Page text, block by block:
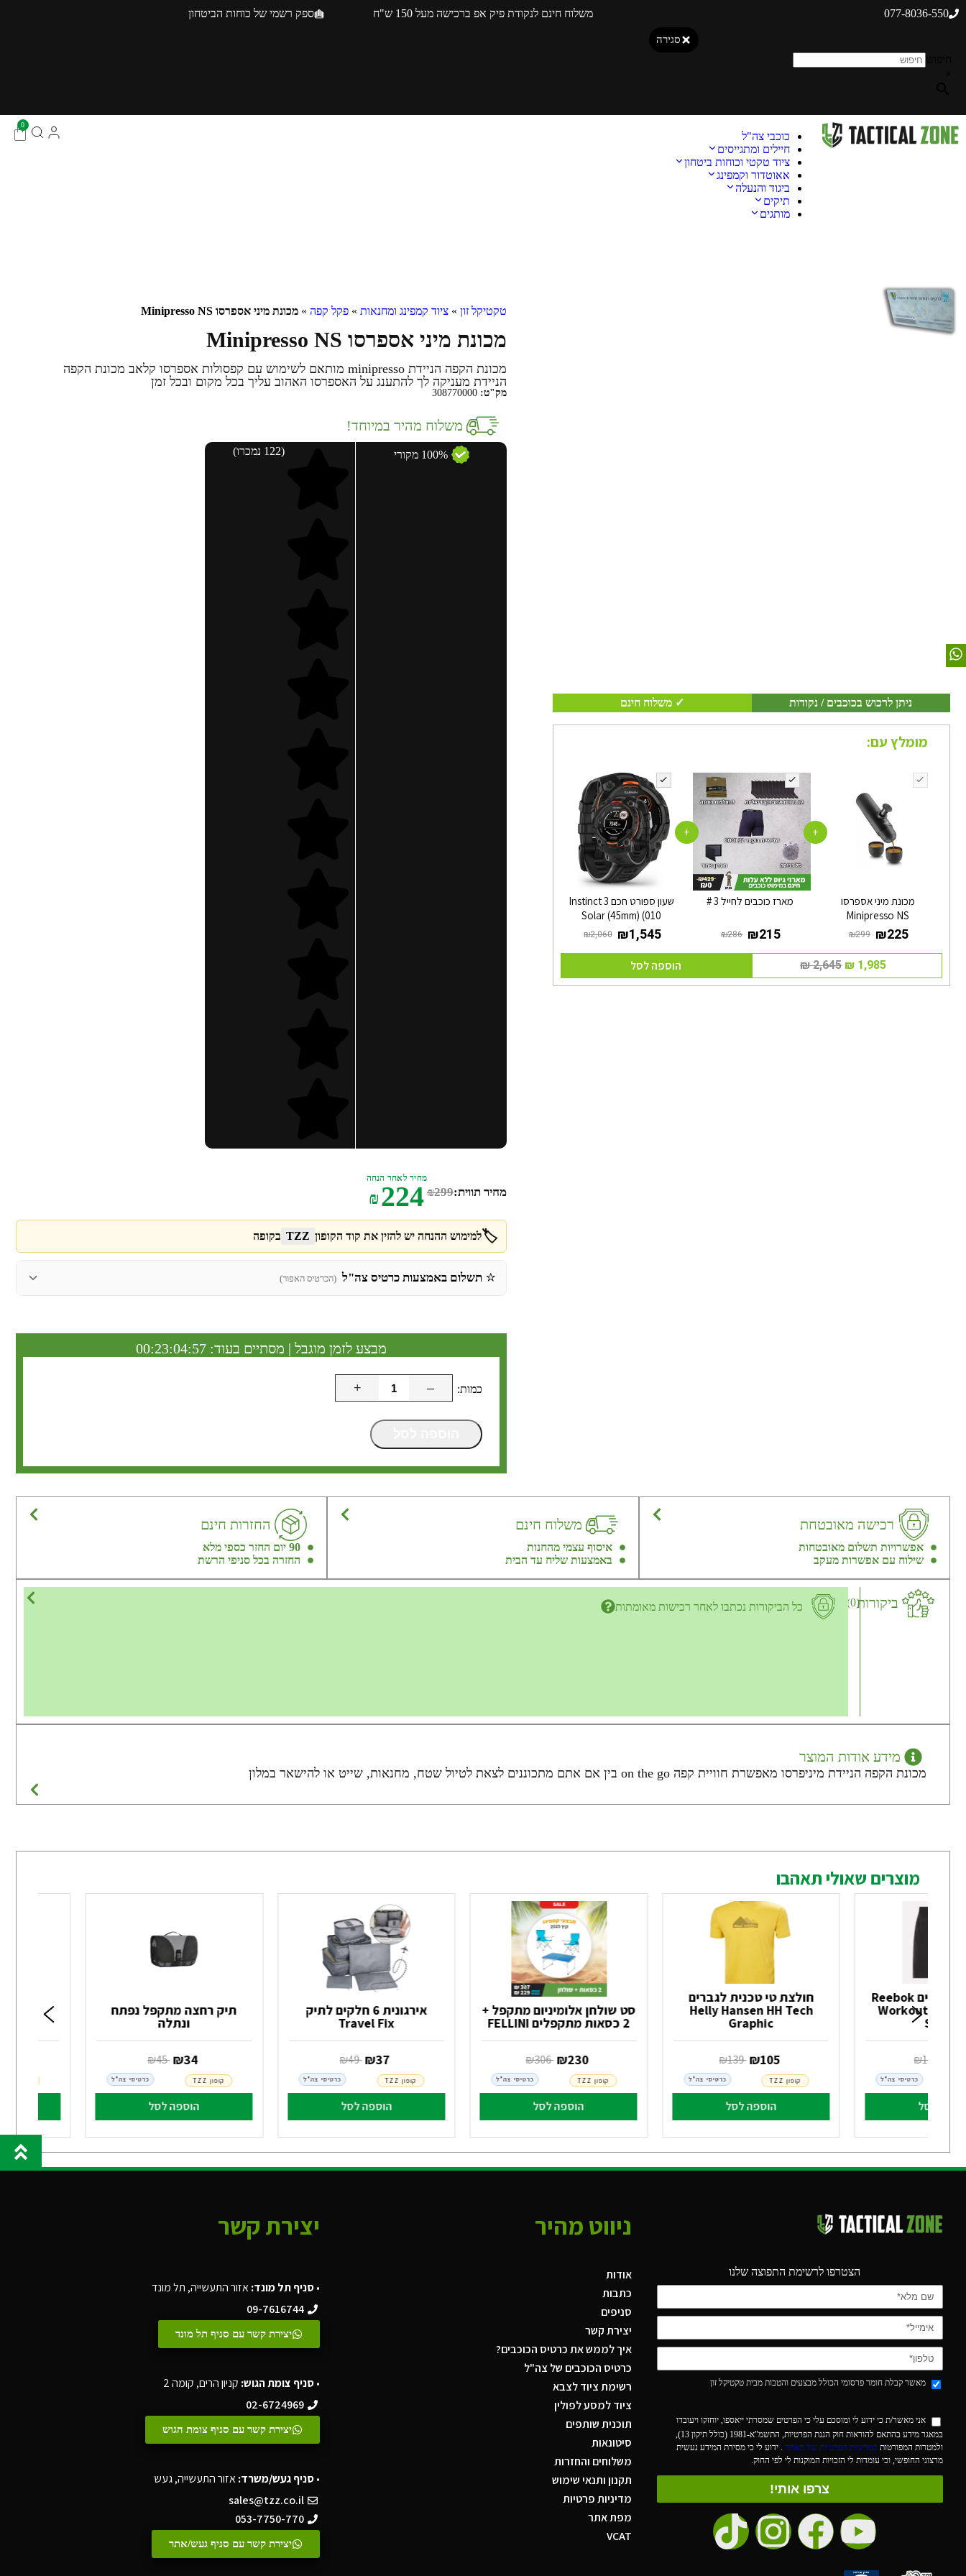
077-8036-550 משלוח חינם לנקודת פיק אפ ברכישה מעל 150 ש"ח ספק רשמי של כוחות הביטחון
סגירה
כוכבי צה"ל
חיילים ומתגייסים
ציוד טקטי וכוחות ביטחון
אאוטדור וקמפינג
ביגוד והנעלה
תיקים
מותגים
0
ניתן לרכוש בכוכבים / נקודות ✓ משלוח חינם
מומלץ עם:
מכונת מיני אספרסו
Minipresso NS
‏299 ₪
+
מארז כוכבים לחייל 3 #
+
שעון ספורט חכם Instinct 3
Solar (45mm) (010
‏2,645 ₪ הוספה לסל
טקטיקל זון » ציוד קמפינג ומחנאות » פקל קפה » מכונת מיני אספרסו Minipresso NS
מכונת מיני אספרסו Minipresso NS
מכונת הקפה הניידת minipresso מותאם לשימוש עם קפסולות אספרסו קלאב מכונת הקפה
הניידת מעניקה לך להתענג על האספרסו האהוב עליך בכל מקום ובכל זמן
מק"ט:
משלוח מהיר במיוחד!
100% מקורי (122 נמכרו)
מחיר תווית: ₪299
מחיר לאחר הנחה
₪224
🏷️למימוש ההנחה יש להזין את קוד הקופון TZZ בקופה
⭐ תשלום באמצעות כרטיס צה"ל (הכרטיס האפור)
מבצע לזמן מוגבל | מסתיים בעוד: 00:23:04:56
–
+
רכישה מאובטחת
אפשרויות תשלום מאובטחות
שילוח עם אפשרות מעקב
משלוח חינם
איסוף עצמי מהחנות
באמצעות שליח עד הבית
החזרות חינם
90 יום החזר כספי מלא
החזרה בכל סניפי הרשת
ביקורות(0) כל הביקורות נכתבו לאחר רכישות מאומתות
מידע אודות המוצר
מכונת הקפה הניידת מיניפרסו מאפשרת חוויית קפה on the go בין אם אתם מתכוננים לצאת לטיול שטח, מחנאות, שייט או להישאר במלון
מוצרים שאולי תאהבו
מכנס אימון לגברים Reebok
Workout
Shorts
129
לסל
כרטיסי צה"ל
חולצת טי טכנית לגברים
Helly Hansen HH Tech
Graphic
‏ ₪
139 105
הוספה לסל
כרטיסי צה"ל קופון TZZ
סט שולחן אלומיניום מתקפל +
2 כסאות מתקפלים FELLINI
‏ ₪
306 230
הוספה לסל
כרטיסי צה"ל קופון TZZ
אירגונית 6 חלקים לתיק
Travel Fix
‏ ₪
49 37
הוספה לסל
כרטיסי צה"ל קופון TZZ
תיק רחצה מתקפל נפתח
ונתלה
‏ ₪
45 ‏ ₪
34
הוספה לסל
כרטיסי צה"ל קופון TZZ
הצטרפו לרשימת התפוצה שלנו
מאשר קבלת חומר פרסומי הכולל מבצעים והטבות מבית טקטיקל זון
אני מאשר/ת כי ידוע לי ומוסכם עלי כי הפרטים שמסרתי ייאספו, יוחזקו ויעובדו
במאגר מידע בהתאם להוראות חוק הגנת הפרטיות, התשמ"א-1981 (כולל תיקון 13),
ולמטרות המפורטות במדיניות הפרטיות של האתר . ידוע לי כי מסירת המידע נעשית
מרצוני החופשי, וכי עומדות לי הזכויות המוקנות לי לפי החוק.
צרפו אותי!
ניווט מהיר
אודות
כתבות
סניפים
יצירת קשר
איך לממש את כרטיס הכוכבים?
כרטיס הכוכבים של צה"ל
רשימת ציוד לצבא
ציוד למסע לפולין
תוכנית שותפים
סיטונאות
משלוחים והחזרות
תקנון ותנאי שימוש
מדיניות פרטיות
מפת אתר
VCAT
יצירת קשר
•סניף תל מונד:אזור התעשייה, תל מונד
09-7616744
יצירת קשר עם סניף תל מונד
•סניף צומת הגוש: קניון הרים, קומה 2
02-6724969
יצירת קשר עם סניף צומת הגוש
•סניף געש/משרד:אזור התעשייה, געש
sales@tzz.co.il
053-7750-770
יצירת קשר עם סניף געש/אתר